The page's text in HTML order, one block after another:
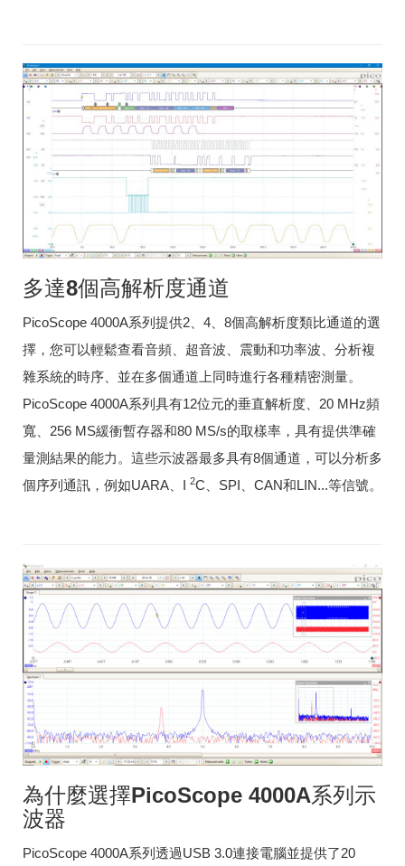
多達8個高解析度通道
PicoScope 4000A系列提供2、4、8個高解析度類比通道的選
擇，您可以輕鬆查看音頻、超音波、震動和功率波、分析複
雜系統的時序、並在多個通道上同時進行各種精密測量。
PicoScope 4000A系列具有12位元的垂直解析度、20 MHz頻
寬、256 MS緩衝暫存器和80 MS/s的取樣率，具有提供準確
量測結果的能力。這些示波器最多具有8個通道，可以分析多
個序列通訊，例如UARA、 I 2C、SPI、CAN和LIN...等信號。
為什麼選擇PicoScope 4000A系列示
波器
PicoScope 4000A系列透過USB 3.0連接電腦並提供了20